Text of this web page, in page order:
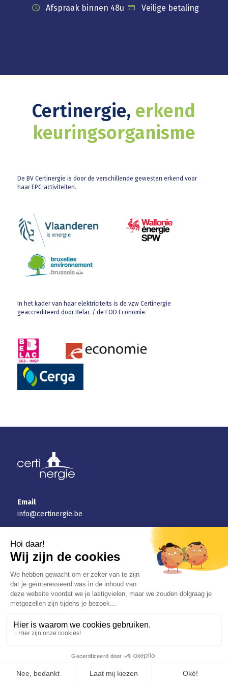
Afspraak binnen 48u
Veilige betaling
Certinergie, erkend
keuringsorganisme
De BV Certinergie is door de verschillende gewesten erkend voor
haar EPC-activiteiten.
In het kader van haar elektriciteits is de vzw Certinergie
geaccrediteerd door Belac / de FOD Economie.
Email
info@certinergie.be
Telefoon
02 880 21 71
Energie
EPC-attest Vlaanderen